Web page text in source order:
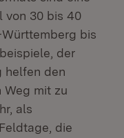
von 30 bis 40
bis
der
helfen den
Weg mit zu
als
die